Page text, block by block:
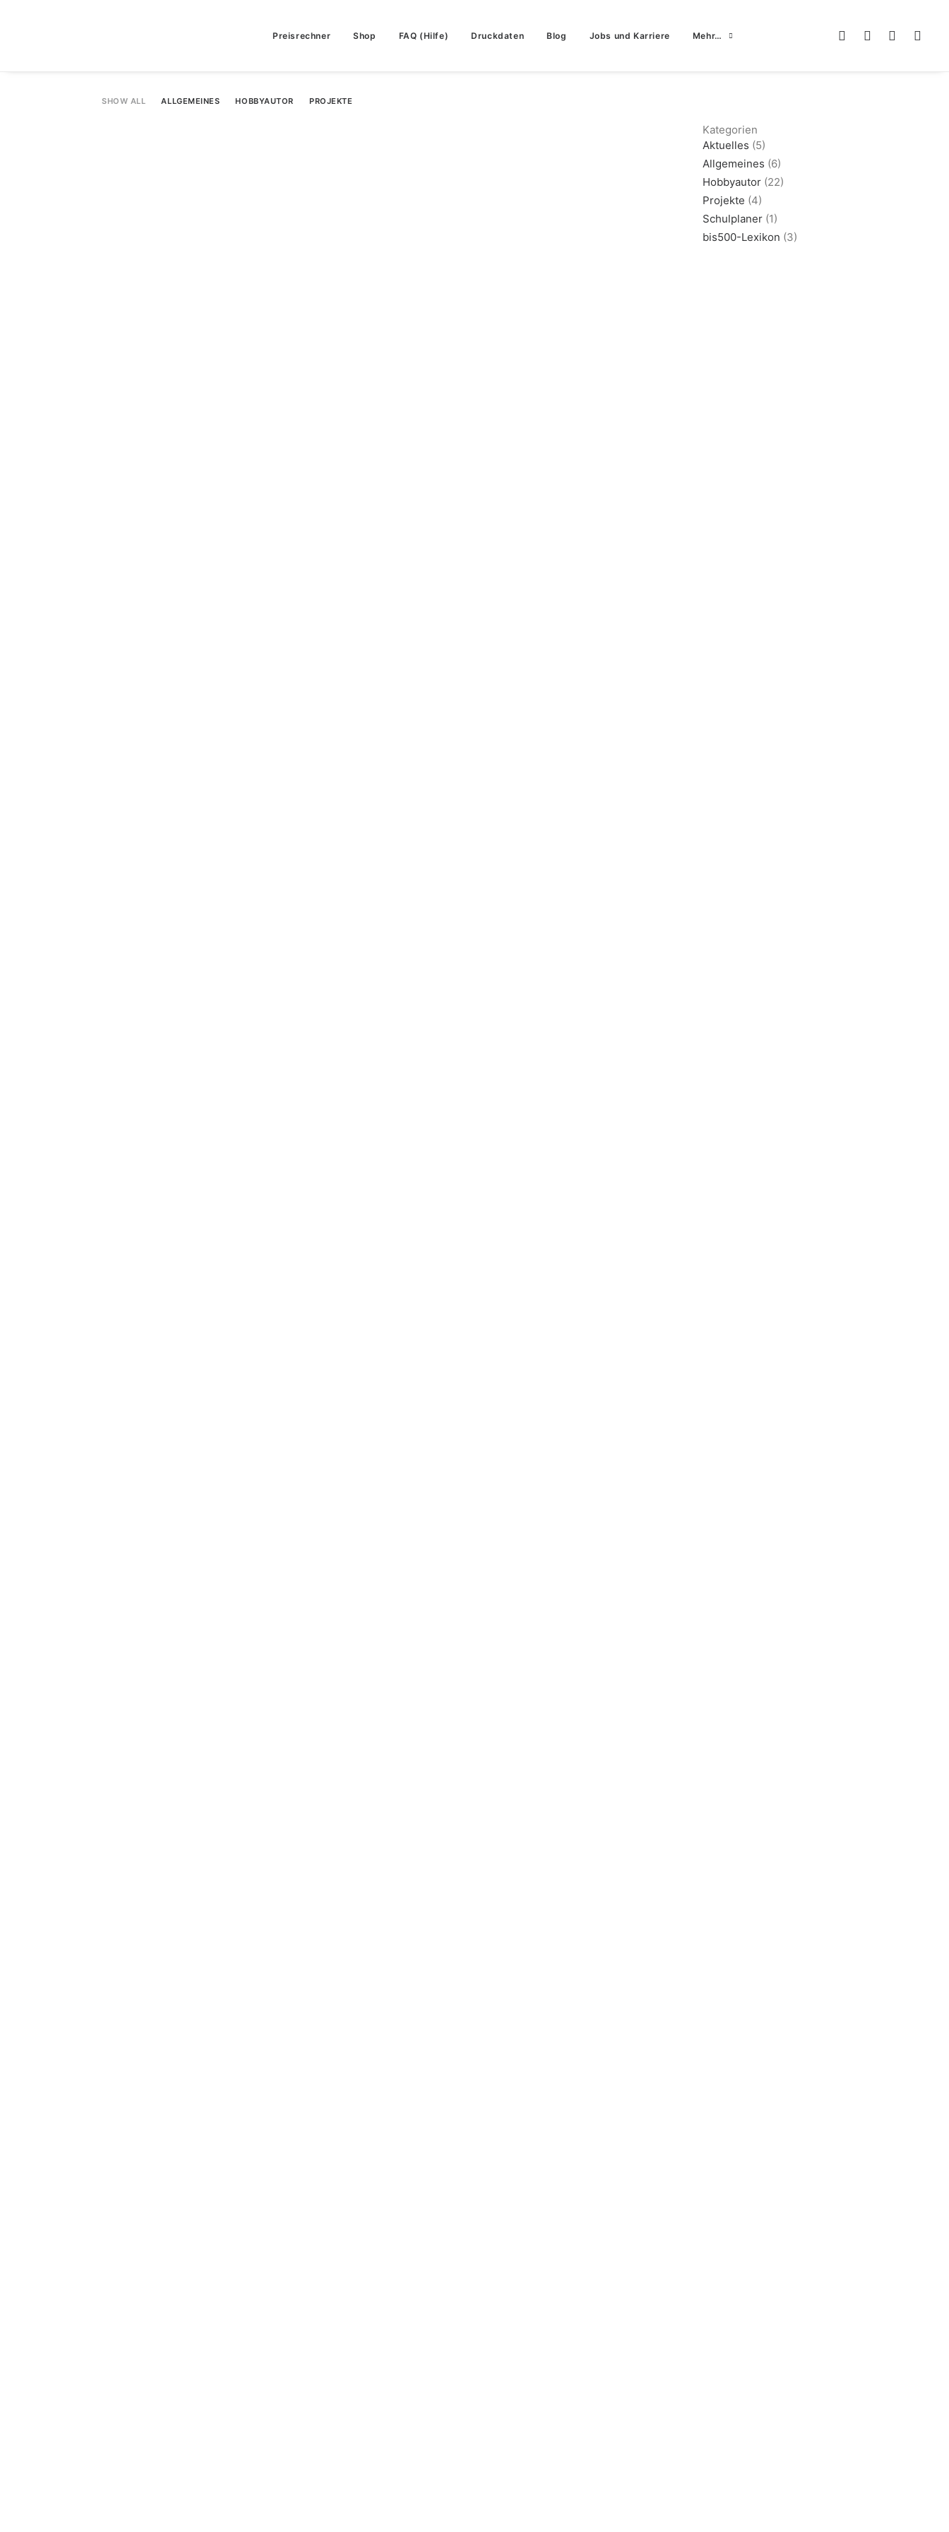
Preisrechner Shop FAQ (Hilfe) Druckdaten Blog Jobs und Karriere Mehr…
SHOW ALL ALLGEMEINES HOBBYAUTOR PROJEKTE
Kategorien
Aktuelles (5)
Allgemeines (6)
Hobbyautor (22)
Projekte (4)
Schulplaner (1)
bis500-Lexikon (3)